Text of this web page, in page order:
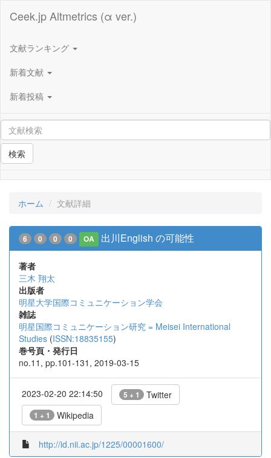
Ceek.jp Altmetrics (α ver.)
文献ランキング
新着文献
新着投稿
検索
ホーム 文献詳細
6 0 0 0 OA 出川English の可能性
著者
三木 翔太
出版者
明星大学国際コミュニケーション学会
雑誌
明星国際コミュニケーション研究 = Meisei International
Studies (ISSN:18835155)
巻号頁・発行日
no.11, pp.101-131, 2019-03-15
2023-02-20 22:14:50 5 + 1 Twitter
1 + 1 Wikipedia
http://id.nii.ac.jp/1225/00001600/